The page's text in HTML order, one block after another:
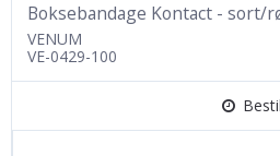
Boksebandage Kontact - sort/
VENUM
VE-0429-100